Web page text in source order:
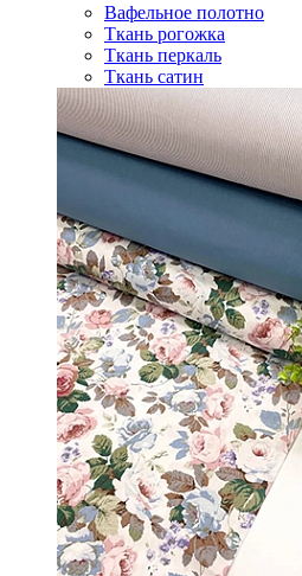
Вафельное полотно
Ткань рогожка
Ткань перкаль
Ткань сатин